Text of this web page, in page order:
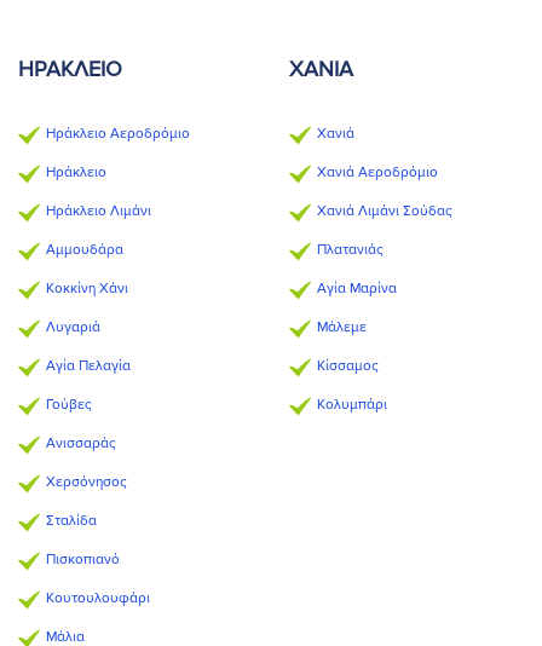
ΗΡΆΚΛΕΙΟ
Ηράκλειο Αεροδρόμιο
Ηράκλειο
Ηράκλειο Λιμάνι
Αμμουδάρα
Κοκκίνη Χάνι
Λυγαριά
Αγία Πελαγία
Γούβες
Ανισσαράς
Χερσόνησος
Σταλίδα
Πισκοπιανό
Κουτουλουφάρι
Μάλια
ΧΑΝΙΆ
Χανιά
Χανιά Αεροδρόμιο
Χανιά Λιμάνι Σούδας
Πλατανιάς
Αγία Μαρίνα
Μάλεμε
Κίσσαμος
Κολυμπάρι